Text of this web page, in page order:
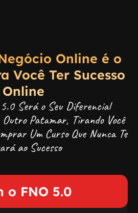
Online é o
Você Ter Sucesso
Online
Será o Seu Diferencial
Outro Patamar, Tirando Você
Um Curso Que Nunca Te
ao Sucesso
o FNO 5.0